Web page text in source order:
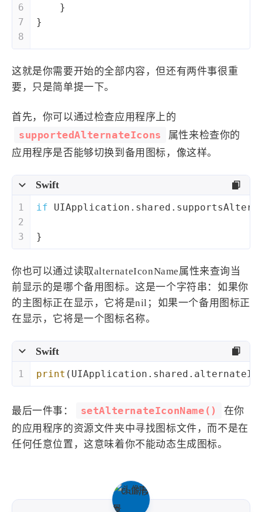
6
7
8
    }
}
这就是你需要开始的全部内容，但还有两件事很重
要，只是简单提一下。
首先，你可以通过检查应用程序上的
supportedAlternateIcons
属性来检查你的
应用程序是否能够切换到备用图标，像这样。
Swift
1
2
3
if UIApplication
}
你也可以通过读取alternateIconName属性来查询当
前显示的是哪个备用图标。这是一个字符串：如果你
的主图标正在显示，它将是nil；如果一个备用图标正
在显示，它将是一个图标名称。
Swift
1 print ( UIApplication
最后一件事： setAlternateIconName()
在你
的应用程序的资源文件夹中寻找图标文件，而不是在
任何任意位置，这意味着你不能动态生成图标。